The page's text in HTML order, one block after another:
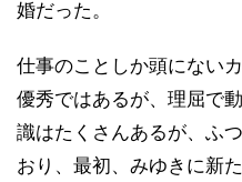
婚だった。
仕事のことしか頭にない
優秀ではあるが、理屈で
識はたくさんあるが、ふ
おり、最初、みゆきに新